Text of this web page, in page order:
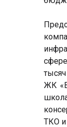
ЖК
ТКО и